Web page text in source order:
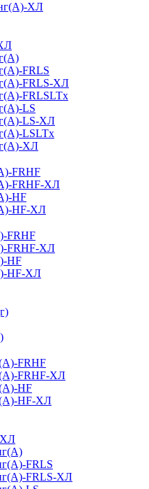
ХЛ
FRLS
FRLS-ХЛ
FRLSLTx
LS
LS-ХЛ
LSLTx
ХЛ
FRHF
FRHF-ХЛ
HF
HF-ХЛ
FRHF
FRHF-ХЛ
HF
HF-ХЛ
FRHF
FRHF-ХЛ
HF
HF-ХЛ
FRLS
FRLS-ХЛ